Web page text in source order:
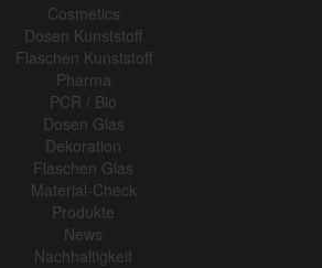
Cosmetics
Dosen Kunststoff
Flaschen Kunststoff
Pharma
PCR / Bio
Dosen Glas
Dekoration
Flaschen Glas
Material-Check
Produkte
News
Nachhaltigkeit